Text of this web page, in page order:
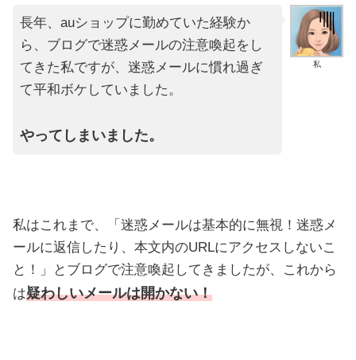
私
長年、auショップに勤めていた経験か
ら、ブログで迷惑メールの注意喚起をし
てきた私ですが、迷惑メールに慣れ過ぎ
て平和ボケしていました。
やってしまいました。
私はこれまで、「迷惑メールは基本的に無視！迷惑メ
ールに返信したり、本文内のURLにアクセスしないこ
と！」とブログで注意喚起してきましたが、これから
は疑わしいメールは開かない！